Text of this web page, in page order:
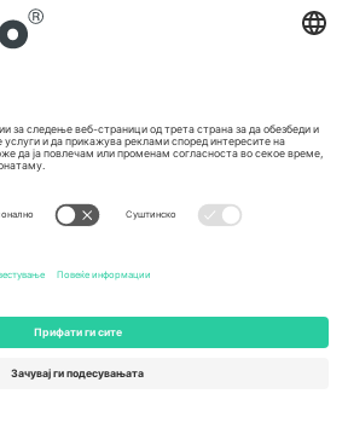
167 City Road, London, Greater
305,
United
Switzerland
Engelberg, Switzerland
United Arab Emirates
UAE Dubai Silicon Oasis, DDP
Building A1, Office 302, Dubai,